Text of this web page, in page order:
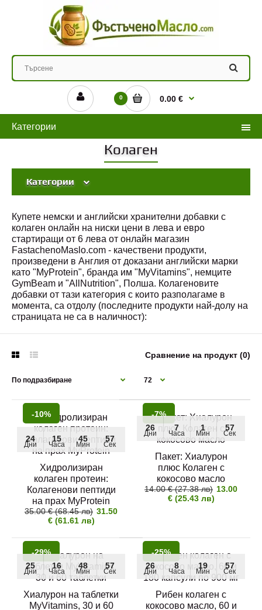
0 0.00 €
Категории
Колаген
Категории
Купете немски и английски хранителни добавки с
колаген онлайн на ниски цени в лева и евро
стартиращи от 6 лева от онлайн магазин
FastachenoMaslo.com - качествени продукти,
произведени в Англия от доказани английски марки
като "MyProtein", бранда им "MyVitamins", немците
GymBeam и "AllNutrition", Полша. Колагеновите
добавки от тази категория с които разполагаме в
момента, са отдолу (последните продукти най-долу на
страницата не са в наличност):
Сравнение на продукт (0)
-10%
24
Дни
15
Часа
45
Мин
Хидролизиран колаген протеин: Колагенови
пептиди на прах MyProtein
35.00 € (68.45 лв) 31.50 € (61.61 лв)
Качествени колагенови пептиди - телешки
хидролизиран колаген на прах "..
-7%26 7 1 56
-10%
24
Дни
15
Часа
45
Мин
56
Сек
Хидролизиран
колаген протеин:
Колагенови пептиди
на прах MyProtein
35.00 € (68.45 лв) 31.50
€ (61.61 лв)
-7%
26
Дни
7
Часа
1
Мин
56
Сек
Пакет: Хиалурон
плюс Колаген с
кокосово масло
14.00 € (27.38 лв) 13.00
€ (25.43 лв)
-29%
25
Дни
16
Часа
48
Мин
56
Сек
Хиалурон на таблетки
MyVitamins, 30 и 60
-25%
26
Дни
8
Часа
19
Мин
56
Сек
Рибен колаген с
кокосово масло, 60 и